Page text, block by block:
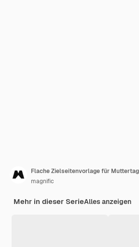
Flache Zielseitenvorlage für
magnific
Mehr in dieser SerieAlles anzeigen